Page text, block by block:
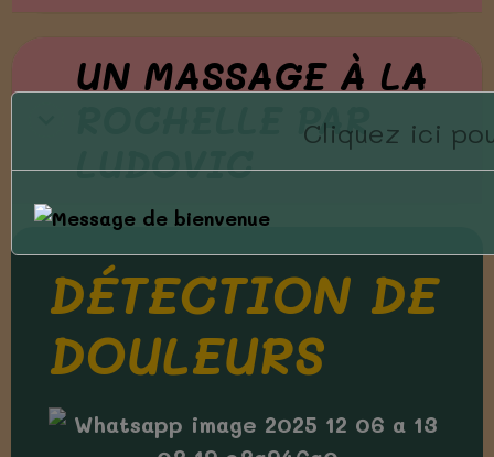
UN MASSAGE À LA
ROCHELLE PAR
LUDOVIC
DÉTECTION DE
DOULEURS
Cliquez ici